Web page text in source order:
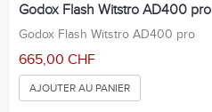
Godox Flash Witstro AD400 pro
Godox Flash Witstro AD400 pro
665,00 CHF
AJOUTER AU PANIER